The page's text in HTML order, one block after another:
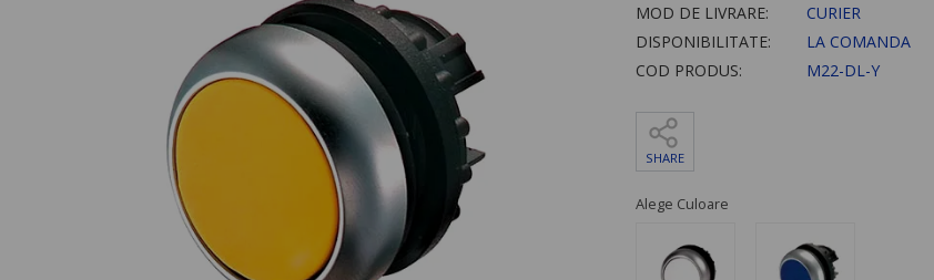
MOD DE LIVRARE:
CURIER
DISPONIBILITATE:
LA COMANDA
COD PRODUS:
M22-DL-Y
SHARE
Alege Culoare